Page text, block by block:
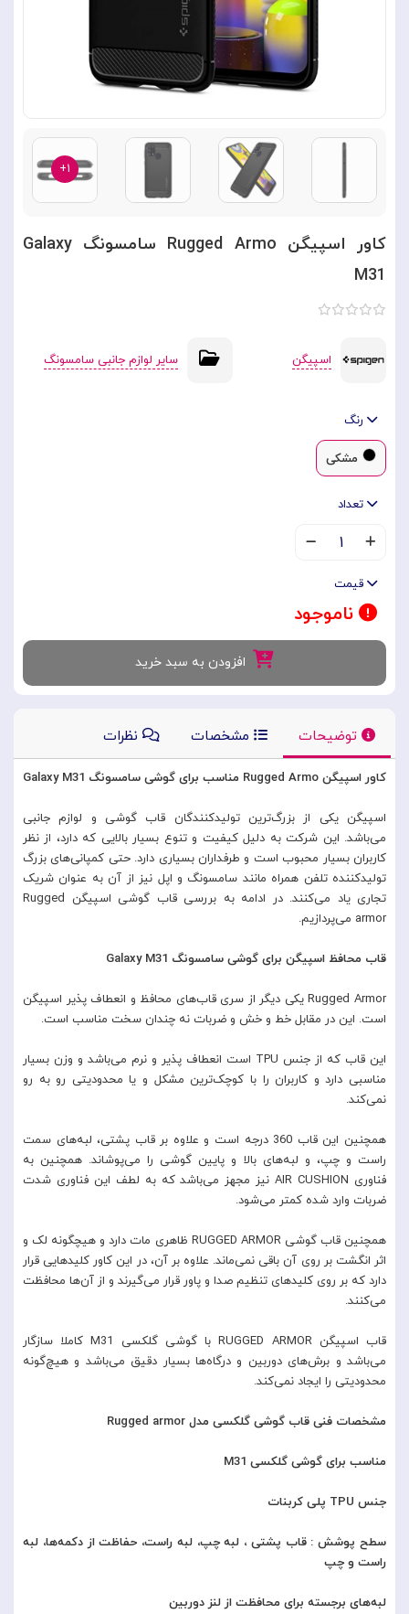
۱+
کاور اسپیگن Rugged Armo سامسونگ Galaxy
M31
اسپیگن سایر لوازم جانبی سامسونگ
رنگ
مشکی
تعداد
۱
قیمت
ناموجود
افزودن به سبد خرید
توضیحات مشخصات نظرات
کاور اسپیگن Rugged Armo مناسب برای گوشی سامسونگ Galaxy M31
اسپیگن یکی از بزرگ‌ترین تولیدکنندگان قاب گوشی و لوازم جانبی
می‌باشد. این شرکت به دلیل کیفیت و تنوع بسیار بالایی که دارد، از نظر
کاربران بسیار محبوب است و طرفداران بسیاری دارد. حتی کمپانی‌های بزرگ
تولیدکننده تلفن همراه مانند سامسونگ و اپل نیز از آن به عنوان شریک
تجاری یاد می‌کنند. در ادامه به بررسی قاب گوشی اسپیگن Rugged
armor می‌پردازیم.
قاب محافظ اسپیگن برای گوشی سامسونگ Galaxy M31
Rugged Armor یکی دیگر از سری قاب‌های محافظ و انعطاف پذیر اسپیگن
است. این در مقابل خط و خش و ضربات نه چندان سخت مناسب است.
این قاب که از جنس TPU است انعطاف پذیر و نرم می‌باشد و وزن بسیار
مناسبی دارد و کاربران را با کوچک‌ترین مشکل و یا محدودیتی رو به رو
نمی‌کند.
همچنین این قاب 360 درجه است و علاوه بر قاب پشتی، لبه‌های سمت
راست و چپ، و لبه‌های بالا و پایین گوشی را می‌پوشاند. همچنین به
فناوری AIR CUSHION نیز مجهز می‌باشد که به لطف این فناوری شدت
ضربات وارد شده کمتر می‌شود.
همچنین قاب گوشی RUGGED ARMOR ظاهری مات دارد و هیچگونه لک و
اثر انگشت بر روی آن باقی نمی‌ماند. علاوه بر آن، در این کاور کلید‌هایی قرار
دارد که بر روی کلید‌های تنظیم صدا و پاور قرار می‌گیرند و از آن‌ها محافظت
می‌کنند.
قاب اسپیگن RUGGED ARMOR با گوشی گلکسی M31 کاملا سازگار
می‌باشد و برش‌های دوربین و درگاه‌ها بسیار دقیق می‌باشد و هیچ‌گونه
محدودیتی را ایجاد نمی‌کند.
مشخصات فنی قاب گوشی گلکسی مدل Rugged armor
مناسب برای گوشی گلکسی M31
جنس TPU پلی کربنات
سطح پوشش : قاب پشتی ، لبه چپ، لبه راست، حفاظت از دکمه‌ها، لبه
راست و چپ
لبه‌های برجسته برای محافظت از لنز دوربین